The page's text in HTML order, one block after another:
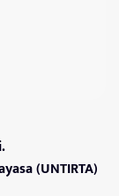
(UNTIRTA)